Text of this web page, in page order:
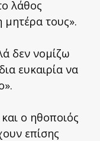
λάθος
μητέρα τους».
δεν νομίζω
ευκαιρία να
ο ηθοποιός
επίσης